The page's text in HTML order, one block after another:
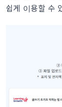
쉽게 이용할 수